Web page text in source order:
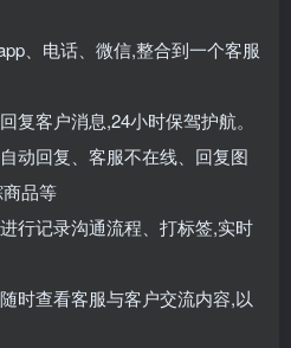
、电话、微信,整合到一个客服
复客户消息,24小时保驾护航。
动回复、客服不在线、回复图
品等
行记录沟通流程、打标签,实时
时查看客服与客户交流内容,以